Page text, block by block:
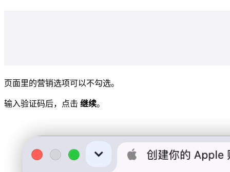
页面里的营销选项可以不勾选。
输入验证码后，点击 继续。